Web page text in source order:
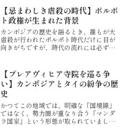
たいと思います。特に際立って目に付く
のは、プノンペン周辺の...
【忌まわしき虐殺の時代】ポルポ
ト政権が生まれた背景
カンボジアの歴史を語るとき、誰もが大
虐殺が行われたポルポト時代だけに目が
向きがちですが、時代の流れには必ずそ
背景を含めて解説したいと思います。第
二次世界大戦後のイデオロ...
【プレアヴィヒア寺院を巡る争
い】カンボジアとタイの紛争の歴
史
かつてこの地域では、明確な「国境線」
ではなく、勢力圏が重なり合う「マンダ
ラ国家」という形態が取られていまし